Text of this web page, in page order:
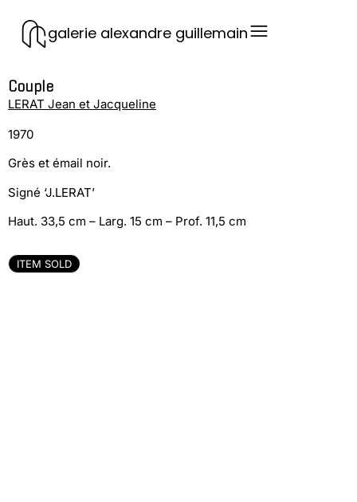
galerie alexandre guillemain
Couple
LERAT Jean et Jacqueline
1970
Grès et émail noir.
Signé ‘J.LERAT’
Haut. 33,5 cm – Larg. 15 cm – Prof. 11,5 cm
ITEM SOLD